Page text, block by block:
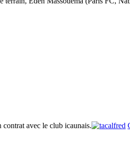
avec le club icaunais.